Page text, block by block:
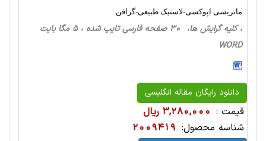
ماتریسی اپوکسی-لاستیک طبیعی-گرافن
، کلیه گرایش ها، 30 صفحه فارسی تایپ شده ، 5 مگا بایت
WORD
دانلود رایگان مقاله انگلیسی
قیمت : 3,280,000 ریال
شناسه محصول: 2009419